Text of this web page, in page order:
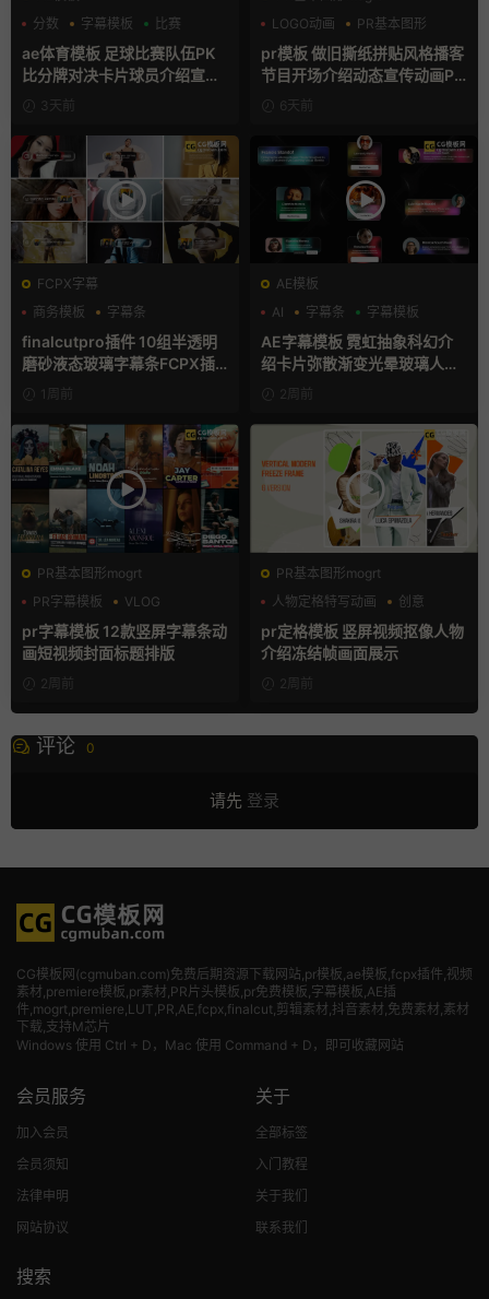
分数
字幕模板 比赛
ae体育模板 足球比赛队伍PK
比分牌对决卡片球员介绍宣传
视频AE模板
3天前
LOGO动画
PR基本图形
复古风
pr模板 做旧撕纸拼贴风格播客
节目开场介绍动态宣传动画PR
模版6天前
FCPX字幕
商务模板
字幕条
finalcutpro插件 10组半透明
磨砂液态玻璃字幕条FCPX插
1周前
AE模板
AI
字幕条 字幕模板
AE字幕模板 霓虹抽象科幻介
绍卡片弥散渐变光晕玻璃人名
2周前
PR基本图形mogrt
PR字幕模板
VLOG
人物介绍
pr字幕模板 12款竖屏字幕条动
画短视频封面标题排版
2周前
PR基本图形mogrt
人物定格特写动画
创意
动态海报
pr定格模板 竖屏视频抠像人物
介绍冻结帧画面展示
2周前
评论 0
请先 登录
CG模板网(cgmuban.com)免费后期资源下载网站,pr模板,ae模板,fcpx插件,视频
素材 ,premiere模板,pr素材,PR片头模板,pr免费模板,字幕模板,AE插
件,mogrt,premiere,LUT,PR,AE,fcpx,finalcut,剪辑素材,抖音素材,免费素材,素材
下载,支持M芯片
Windows 使用 Ctrl + D，Mac 使用 Command + D，即可收藏网站
会员服务
加入会员
会员须知
法律申明
网站协议
关于
全部标签
入门教程
关于我们
联系我们
搜索